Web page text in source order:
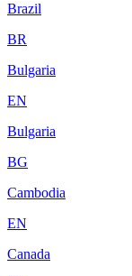
Brazil
BR
Bulgaria
EN
Bulgaria
BG
Cambodia
EN
Canada